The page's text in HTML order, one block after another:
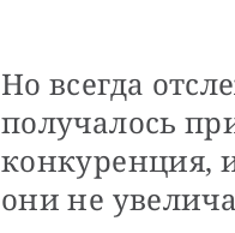
Но всегда
получалось
конкуренция,
они не